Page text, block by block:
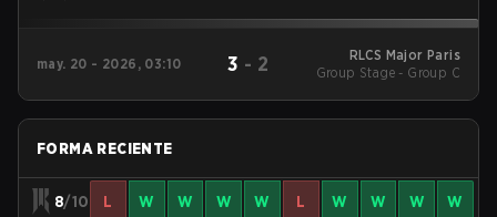
may. 20 - 2026, 03:10 3 - 2
RLCS Major Paris
Group Stage - Group C
FORMA RECIENTE
8/10 L W W W W L W W W W